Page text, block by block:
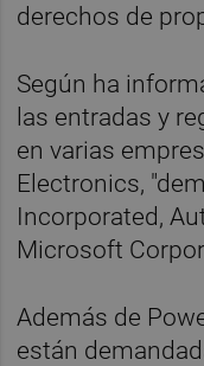
derechos de
Según ha
las entradas y
en varias
Electronics,
Incorporated,
Microsoft
Además de
están